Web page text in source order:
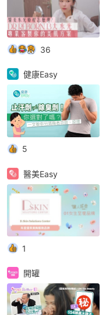
36
健康Easy
5
醫美Easy
1
開罐